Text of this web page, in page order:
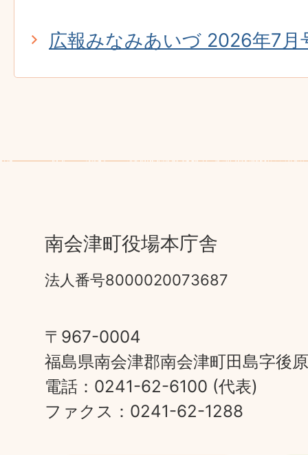
広報みなみあいづ 2026年7月
南会津町役場本庁舎
法人番号8000020073687
〒967-0004
福島県南会津郡南会津町田島字後
電話：0241-62-6100 (代表)
ファクス：0241-62-1288